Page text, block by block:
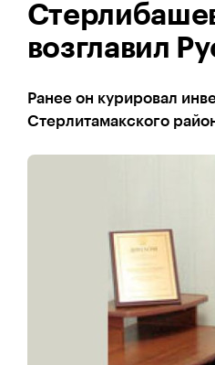
возглавил
Ранее он курировал
Стерлитамакского